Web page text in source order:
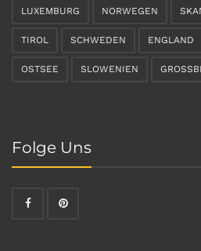
LUXEMBURG NORWEGEN
TIROL SCHWEDEN ENGLAND
OSTSEE SLOWENIEN
Folge Uns